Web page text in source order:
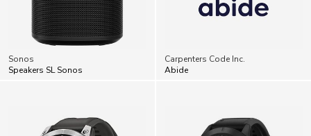
Sonos
Speakers SL Sonos
Carpenters Code Inc.
Abide